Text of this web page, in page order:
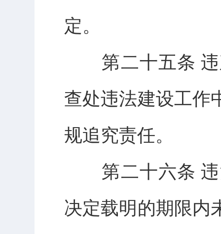
定。
第二十五条 违
查处违法建设工作
规追究责任。
第二十六条 违
决定载明的期限内